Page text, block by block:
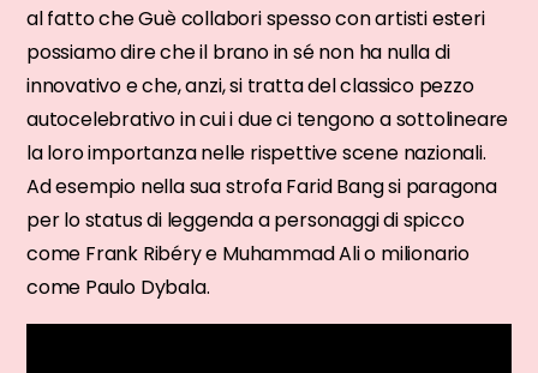
al fatto che Guè collabori spesso con artisti esteri
possiamo dire che il brano in sé non ha nulla di
innovativo e che, anzi, si tratta del classico pezzo
autocelebrativo in cui i due ci tengono a sottolineare
la loro importanza nelle rispettive scene nazionali.
Ad esempio nella sua strofa Farid Bang si paragona
per lo status di leggenda a personaggi di spicco
come Frank Ribéry e Muhammad Ali o milionario
come Paulo Dybala.